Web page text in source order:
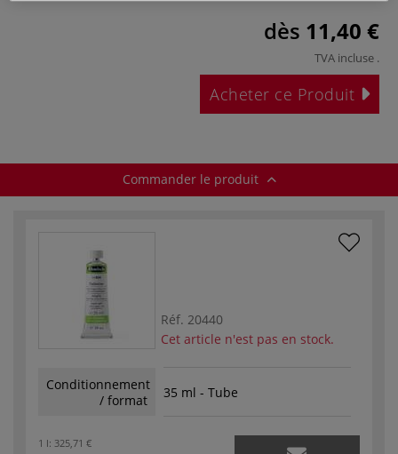
dès 11,40 €
TVA incluse .
Acheter ce Produit
Commander le produit
Réf. 20440
Cet article n'est pas en stock.
Conditionnement
/ format
35 ml - Tube
1 l: 325,71 €